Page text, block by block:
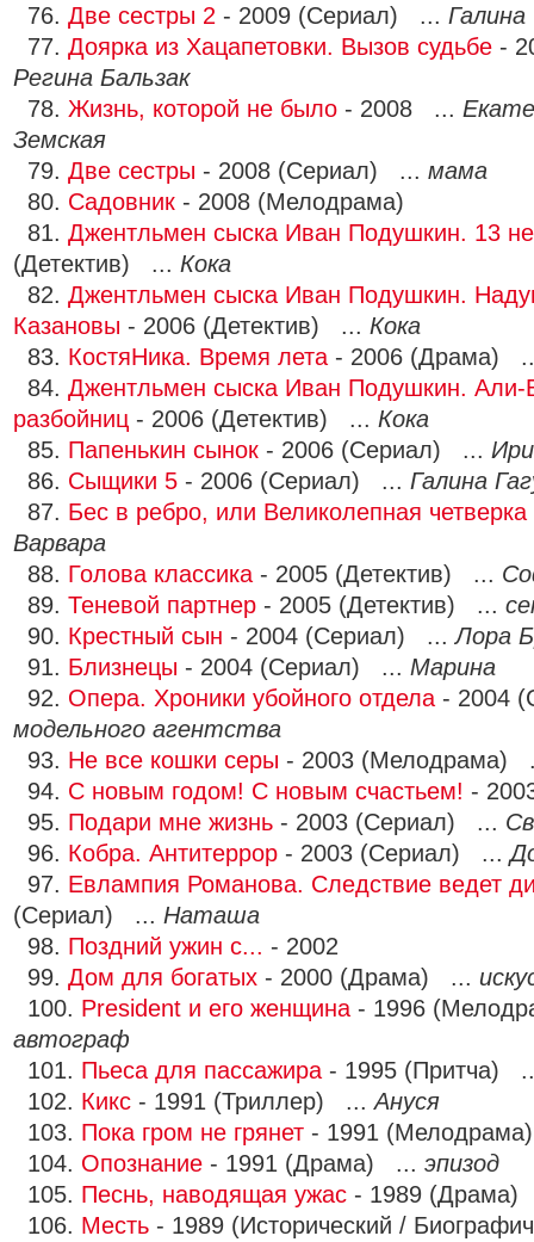
76. Две сестры 2 - 2009 (Сериал) ...
77. Доярка из Хацапетовки. Вызов судьбе -
Регина Бальзак
78. Жизнь, которой не было - 2008 ...
Земская
79. Две сестры - 2008 (Сериал) ... мама
80. Садовник - 2008 (Мелодрама)
81. Джентльмен сыска Иван Подушкин. 13
(Детектив) ... Кока
82. Джентльмен сыска Иван Подушкин.
Казановы - 2006 (Детектив) ... Кока
83. КостяНика. Время лета - 2006 (Драма)
84. Джентльмен сыска Иван Подушкин. Али-
разбойниц - 2006 (Детектив) ... Кока
85. Папенькин сынок - 2006 (Сериал) ...
86. Сыщики 5 - 2006 (Сериал) ... Галина
87. Бес в ребро, или Великолепная четверка
Варвара
88. Голова классика - 2005 (Детектив) ...
89. Теневой партнер - 2005 (Детектив) ...
90. Крестный сын - 2004 (Сериал) ...Лора
91. Близнецы - 2004 (Сериал) ... Марина
92. Опера. Хроники убойного отдела - 2004
модельного агентства
93. Не все кошки серы - 2003 (Мелодрама)
94. С новым годом! С новым счастьем! -
95. Подари мне жизнь - 2003 (Сериал) ...
96. Кобра. Антитеррор - 2003 (Сериал) ...
97. Евлампия Романова. Следствие ведет
(Сериал) ... Наташа
98. Поздний ужин с... - 2002
99. Дом для богатых - 2000 (Драма) ...
100. President и его женщина - 1996
автограф
101. Пьеса для пассажира - 1995 (Притча)
102. Кикс - 1991 (Триллер) ...Ануся
103. Пока гром не грянет - 1991
104. Опознание - 1991 (Драма) ... эпизод
105. Песнь, наводящая ужас - 1989
106. Месть - 1989 (Исторический /